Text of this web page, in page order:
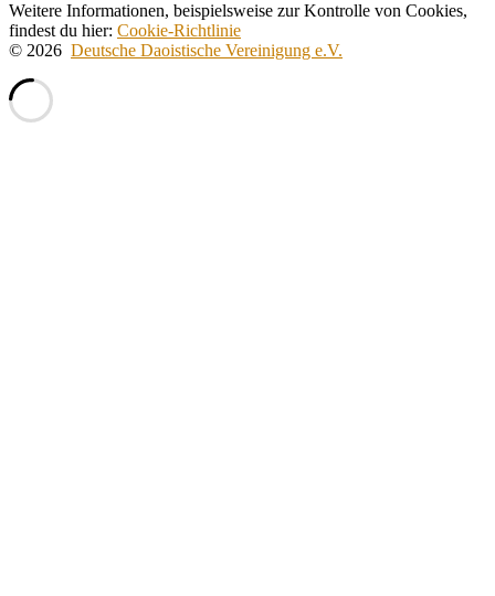
Weitere Informationen, beispielsweise zur Kontrolle von Cookies,
findest du hier: Cookie-Richtlinie
© 2026 Deutsche Daoistische Vereinigung e.V.